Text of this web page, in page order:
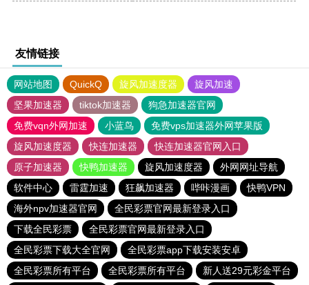
友情链接
网站地图 QuickQ 旋风加速度器
旋风加速
坚果加速器
tiktok加速器
狗急加速器官网
免费vqn外网加速
小蓝鸟
免费vps加速器外网苹果版
旋风加速度器
快连加速器
快连加速器官网入口
原子加速器
快鸭加速器 旋风加速度器
外网网址导航
软件中心
雷霆加速 狂飙加速器 哔咔漫画
快鸭VPN
海外npv加速器官网
全民彩票官网最新登录入口
下载全民彩票
全民彩票官网最新登录入口
全民彩票下载大全官网
全民彩票app下载安装安卓
全民彩票所有平台
全民彩票所有平台
新人送29元彩金平台